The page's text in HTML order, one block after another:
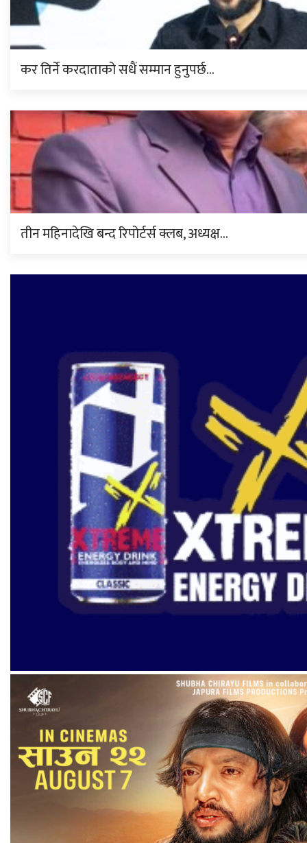
कर तिर्ने करदाताको सधैं सम्मान हुनुपर्छ…
तीन महिनादेखि बन्द रिपोर्टर्स क्लब, अध्यक्ष…